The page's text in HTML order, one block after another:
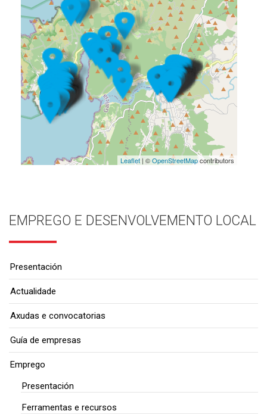
Leaflet| ©OpenStreetMapcontributors
EMPREGO E DESENVOLVEMENTO LOCAL
Presentación
Actualidade
Axudas e convocatorias
Guía de empresas
Emprego
Presentación
Ferramentas e recursos